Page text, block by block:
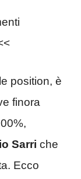
position, è
finora
Sarri che
Ecco